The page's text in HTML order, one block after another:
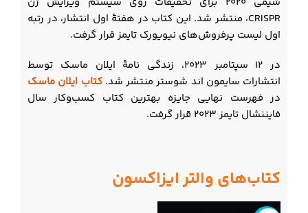
CRISPR، منتشر شد. این کتاب در هفتۀ اول انتشار، در رتبه
اول لیست پرفروش‌های نیویورک تایمز قرار گرفت.
در ۱۲ سپتامبر ۲۰۲۳، زندگی نامۀ ایلان ماسک توسط
انتشارات سایمون اند شوستر منتشر شد.کتاب ایلان ماسک
در فهرست نهایی جایزه بهترین کتاب کسب‌وکار سال
فایننشال تایمز ۲۰۲۳ قرار گرفت.
کتاب‌های والتر ایزاکسون